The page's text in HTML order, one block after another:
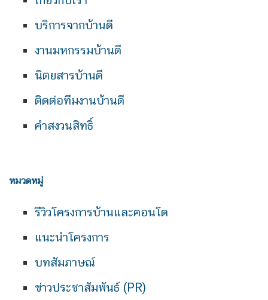
บริการจากบ้านดี
งานมหกรรมบ้านดี
นิตยสารบ้านดี
ติดต่อทีมงานบ้านดี
คำสงวนสิทธิ์
หมวดหมู่
รีวิวโครงการบ้านและคอนโด
แนะนำโครงการ
บทสัมภาษณ์
ข่าวประชาสัมพันธ์ (PR)